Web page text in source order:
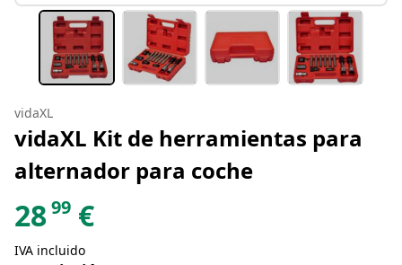
vidaXL
vidaXL Kit de herramientas para
alternador para coche
2899 €
IVA incluido